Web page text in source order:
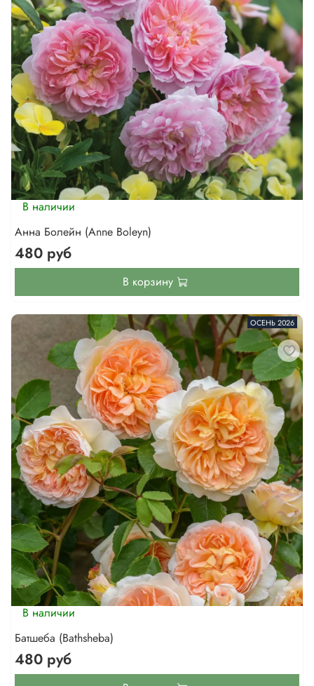
В наличии
Анна Болейн (Anne Boleyn)
480 руб
В корзину
ОСЕНЬ 2026
В наличии
Батшеба (Bathsheba)
480 руб